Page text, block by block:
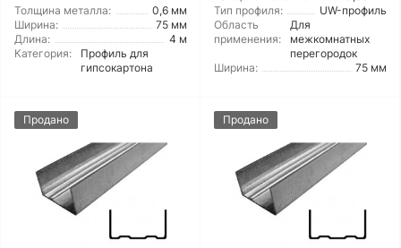
Толщина металла:
0,6 мм
Ширина:
75 мм
Длина:
4 м
Категория:
Профиль для
гипсокартона
Тип профиля:
UW-профиль
Область
применения:
Для
межкомнатных
перегородок
Ширина:
75 мм
Продано Продано